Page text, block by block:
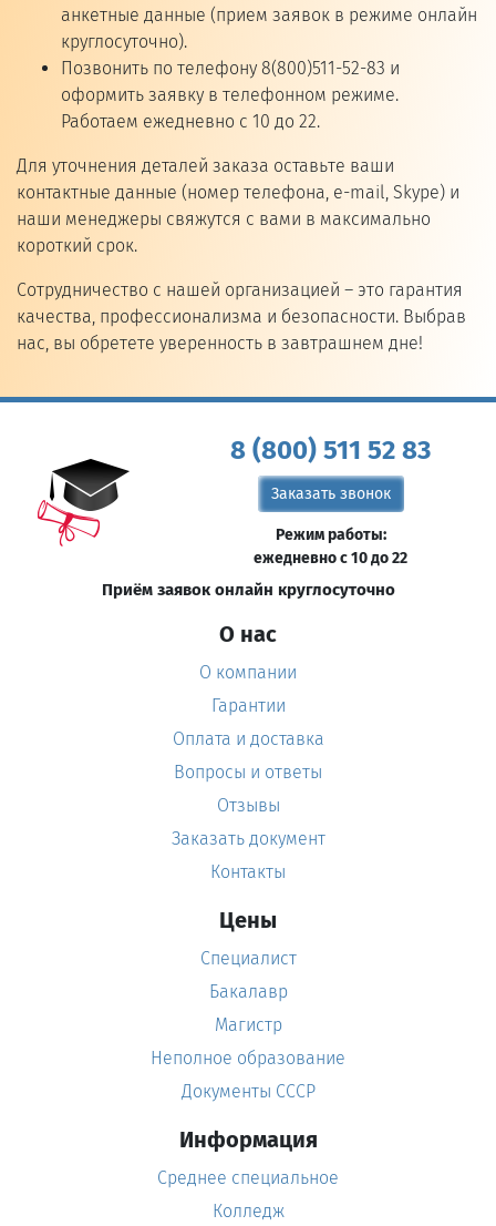
анкетные данные (прием заявок в режиме онлайн
круглосуточно).
Позвонить по телефону 8(800)511-52-83 и
оформить заявку в телефонном режиме.
Работаем ежедневно с 10 до 22.
Для уточнения деталей заказа оставьте ваши
контактные данные (номер телефона, e-mail, Skype) и
наши менеджеры свяжутся с вами в максимально
короткий срок.
Сотрудничество с нашей организацией – это гарантия
качества, профессионализма и безопасности. Выбрав
нас, вы обретете уверенность в завтрашнем дне!
8 (800) 511 52 83
Заказать звонок
Режим работы:
ежедневно с 10 до 22
Приём заявок онлайн круглосуточно
О нас
О компании
Гарантии
Оплата и доставка
Вопросы и ответы
Отзывы
Заказать документ
Контакты
Цены
Специалист
Бакалавр
Магистр
Неполное образование
Документы СССР
Информация
Среднее специальное
Колледж